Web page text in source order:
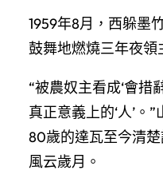
1959年8月，西躲墨
鼓舞地燃燒三年夜
“被農奴主看成‘會措
真正意義上的‘人’。
80歲的達瓦至今清
風云歲月。